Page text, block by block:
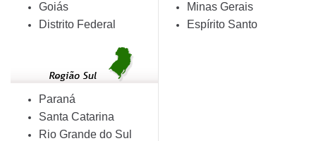
Goiás
Distrito Federal
Minas Gerais
Espírito Santo
Paraná
Santa Catarina
Rio Grande do Sul